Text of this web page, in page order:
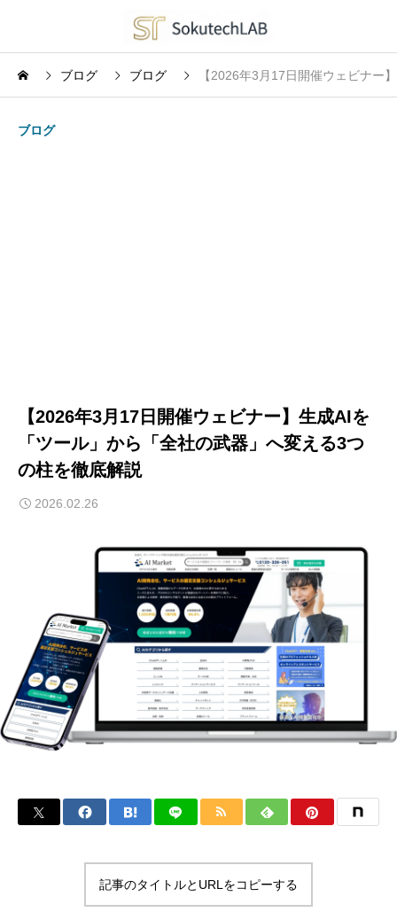
ブログ ブログ 【2026年3月17日開催ウェビナー
ブログ
【2026年3月17日開催ウェビナー】生成AIを
「ツール」から「全社の武器」へ変える3つ
の柱を徹底解説
2026.02.26
記事のタイトルとURLをコピーする